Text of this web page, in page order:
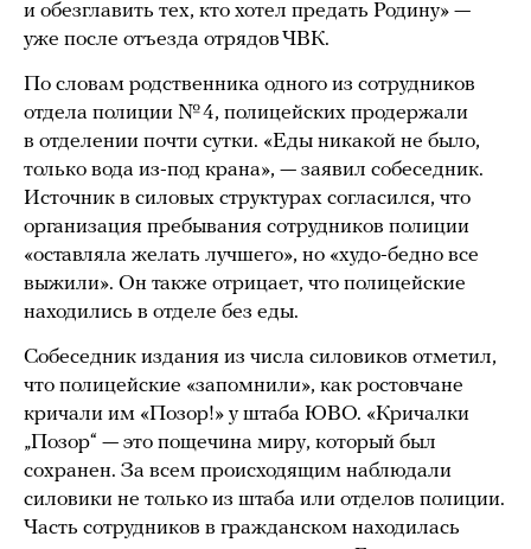
и обезглавить тех, кто хотел предать Родину» —
уже после отъезда отрядов ЧВК.
По словам родственника одного из сотрудников
отдела полиции № 4, полицейских продержали
в отделении почти сутки. «Еды никакой не было,
только вода из-под крана», — заявил собеседник.
Источник в силовых структурах согласился, что
организация пребывания сотрудников полиции
«оставляла желать лучшего», но «худо-бедно все
выжили». Он также отрицает, что полицейские
находились в отделе без еды.
Собеседник издания из числа силовиков отметил,
что полицейские «запомнили», как ростовчане
кричали им «Позор!» у штаба ЮВО. «Кричалки
„Позор“ — это пощечина миру, который был
сохранен. За всем происходящим наблюдали
силовики не только из штаба или отделов полиции.
Часть сотрудников в гражданском находилась